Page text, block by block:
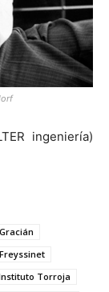
ingeniería)
Torroja